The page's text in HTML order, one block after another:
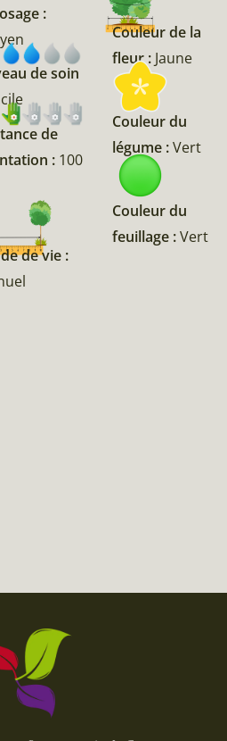
:
de soin
de
: 100
de vie :
Couleur de la
fleur : Jaune
Couleur du
légume :Vert
Couleur du
feuillage :Vert